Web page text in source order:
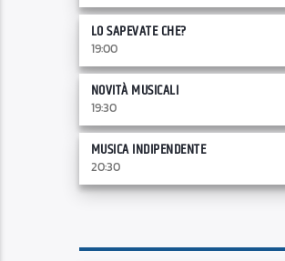
LO SAPEVATE CHE?
19:00
NOVITÀ MUSICALI
19:30
MUSICA INDIPENDENTE
20:30